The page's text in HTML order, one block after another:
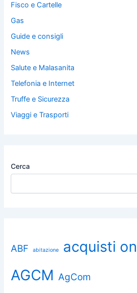
Fisco e Cartelle
Gas
Guide e consigli
News
Salute e Malasanita
Telefonia e Internet
Truffe e Sicurezza
Viaggi e Trasporti
Cerca
ABF abitazione
acquisti
AGCM AgCom